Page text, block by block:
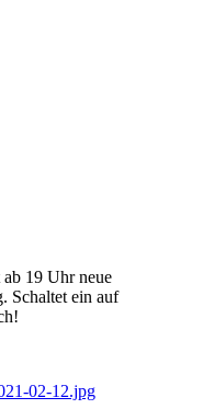
19 Uhr neue
Schaltet ein auf
02-12.jpg